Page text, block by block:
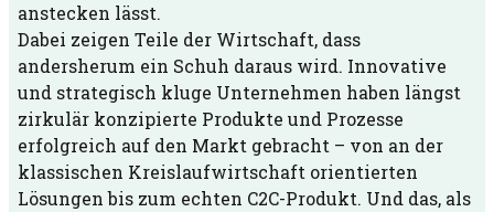
anstecken lässt.
Dabei zeigen Teile der Wirtschaft, dass
andersherum ein Schuh daraus wird. Innovative
und strategisch kluge Unternehmen haben längst
zirkulär konzipierte Produkte und Prozesse
erfolgreich auf den Markt gebracht – von an der
klassischen Kreislaufwirtschaft orientierten
Lösungen bis zum echten C2C-Produkt. Und das, als